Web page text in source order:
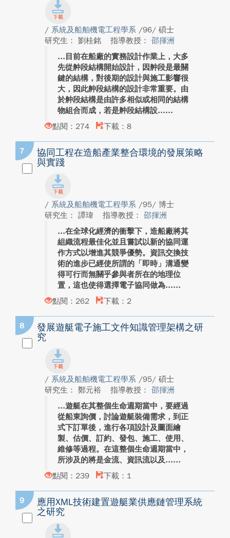
/ 系統及船舶機電工程學系 /96/ 碩士
研究生： 劉桂銘
指導教授： 邵揮洲
目前在船廠的實務設計作業上，大多
先從舯段結構開始設計，因舯段是最關
鍵的結構，對後期的設計與施工影響很
大，因此舯段結構的設計非常重要。由
於舯段結構是由許多相似或相同的結構
物組合而成，若是舯段結構設...
點閱：274
下載：8
7
協同工程在造船產業整合環境的發展策略
與實踐
/ 系統及船舶機電工程學系 /95/ 博士
研究生： 譚瑋
指導教授： 邵揮洲
在全球化經濟的衝擊下，造船廠將其
組織流程最佳化並且嘗試以新的協同運
作方式以增進其競爭優勢。資訊交換技
術的進步已經使所謂的「即時」溝通變
得可行而無關乎參與者所在的地理位
置，這也使得選擇電子協同做為...
點閱：262
下載：2
8
發展遊艇電子施工文件知識管理架構之研
究
/ 系統及船舶機電工程學系 /95/ 碩士
研究生： 鄭元裕
指導教授： 邵揮洲
遊艇在其整個生命週期當中，要經過
從船東詢價，討論遊艇裝備需求，到正
式下訂單後，進行各項設計及圖面繪
製、估價、訂約、發包、施工、使用、
維修等過程。在這整個生命週期當中，
所涉及的將是金流、資訊流以及...
點閱：239
下載：1
9
應用XML技術建置遊艇業供應鏈管理系統
之研究